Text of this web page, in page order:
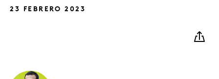
23 FEBRERO 2023